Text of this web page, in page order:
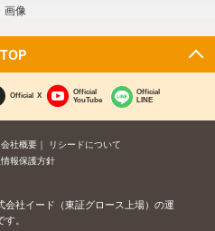
画像
TOP
Official X
Official
YouTube
Official
LINE
会社概要
リシードについて
報保護方針
会社イード（東証グロース上場）の運
。